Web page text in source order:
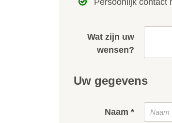
Persoonlijk contact
Wat zijn uw
wensen?
Uw gegevens
Naam *